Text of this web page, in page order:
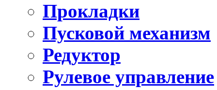
Прокладки
Пусковой механизм
Редуктор
Рулевое управление